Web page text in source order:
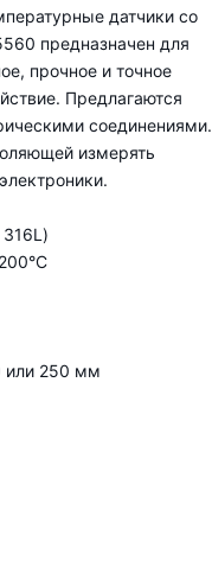
датчики со
предназначен для
прочное и точное
Предлагаются
соединениями.
измерять
или 250 мм